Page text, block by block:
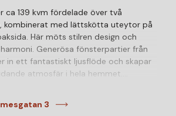
ca 139 kvm fördelade över två
kombinerat med lättskötta uteytor på
Här möts stilren design och
Generösa fönsterpartier från
in ett fantastiskt ljusflöde och skapar
atmosfär i hela hemmet.
på sociala och öppna ytor där kök och
3